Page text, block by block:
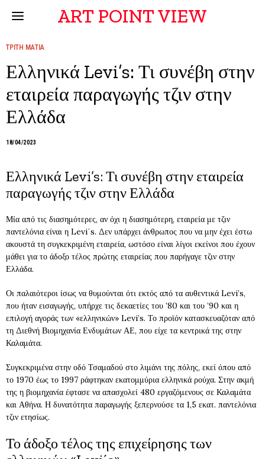
ART POINT VIEW
ΤΡΙΤΗ ΜΑΤΙΑ
Ελληνικά Levi’s: Τι συνέβη στην
εταιρεία παραγωγής τζιν στην
Ελλάδα
18/04/2023
Ελληνικά Levi’s: Τι συνέβη στην εταιρεία
παραγωγής τζιν στην Ελλάδα
Μία από τις διασημότερες, αν όχι η διασημότερη, εταιρεία με τζιν
παντελόνια είναι η Levi΄s. Δεν υπάρχει άνθρωπος που να μην έχει έστω
ακουστά τη συγκεκριμένη εταιρεία, ωστόσο είναι λίγοι εκείνοι που έχουν
μάθει για το άδοξο τέλος πρώτης εταιρείας που παρήγαγε τζιν στην
Ελλάδα.
Οι παλαιότεροι ίσως να θυμούνται ότι εκτός από τα αυθεντικά Levi’s,
που ήταν εισαγωγής, υπήρχε τις δεκαετίες του ’80 και του ’90 και η
επιλογή αγοράς των «ελληνικών» Levi’s. Το προϊόν κατασκευαζόταν από
τη Διεθνή Βιομηχανία Ενδυμάτων ΑΕ, που είχε τα κεντρικά της στην
Καλαμάτα.
Συγκεκριμένα στην οδό Τσαμαδού στο λιμάνι της πόλης, εκεί όπου από
το 1970 έως το 1997 ράφτηκαν εκατομμύρια ελληνικά ρούχα. Στην ακμή
της η βιομηχανία έφτασε να απασχολεί 480 εργαζόμενους σε Καλαμάτα
και Αθήνα. Η δυνατότητα παραγωγής ξεπερνούσε τα 1,5 εκατ. παντελόνια
τζιν ετησίως.
Το άδοξο τέλος της επιχείρησης των